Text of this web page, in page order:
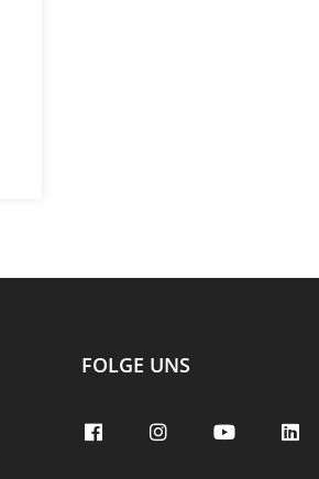
FOLGE UNS